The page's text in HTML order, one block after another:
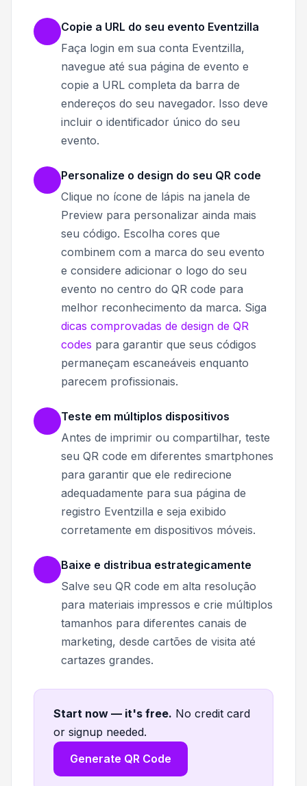
Copie a URL do seu evento Eventzilla
Faça login em sua conta Eventzilla,
navegue até sua página de evento e
copie a URL completa da barra de
endereços do seu navegador. Isso deve
incluir o identificador único do seu
evento.
Personalize o design do seu QR code
Clique no ícone de lápis na janela de
Preview para personalizar ainda mais
seu código. Escolha cores que
combinem com a marca do seu evento
e considere adicionar o logo do seu
evento no centro do QR code para
melhor reconhecimento da marca. Siga
dicas comprovadas de design de QR
codes para garantir que seus códigos
permaneçam escaneáveis enquanto
parecem profissionais.
Teste em múltiplos dispositivos
Antes de imprimir ou compartilhar, teste
seu QR code em diferentes smartphones
para garantir que ele redirecione
adequadamente para sua página de
registro Eventzilla e seja exibido
corretamente em dispositivos móveis.
Baixe e distribua estrategicamente
Salve seu QR code em alta resolução
para materiais impressos e crie múltiplos
tamanhos para diferentes canais de
marketing, desde cartões de visita até
cartazes grandes.
Start now — it's free. No credit card
or signup needed.
Generate QR Code